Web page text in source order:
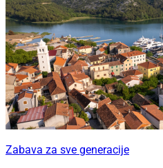
Zabava za sve generacije